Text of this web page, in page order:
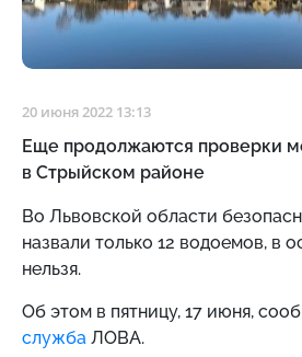
20 июня 2022 13:13
Еще продолжаются проверки
в Стрыйском районе
Во Львовской области
назвали только 12 водоемов, в
нельзя.
Об этом в пятницу, 17 июня,
служба ЛОВА.